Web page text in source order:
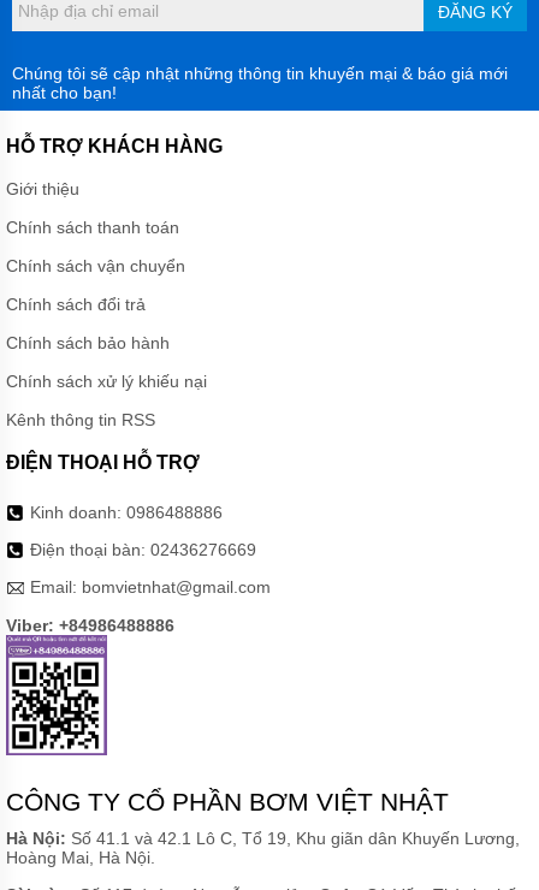
ĐĂNG KÝ
Chúng tôi sẽ cập nhật những thông tin khuyến mại & báo giá mới
nhất cho bạn!
HỖ TRỢ KHÁCH HÀNG
Giới thiệu
Chính sách thanh toán
Chính sách vận chuyển
Chính sách đổi trả
Chính sách bảo hành
Chính sách xử lý khiếu nại
Kênh thông tin RSS
ĐIỆN THOẠI HỖ TRỢ
Kinh doanh: 0986488886
Điện thoại bàn: 02436276669
Email: bomvietnhat@gmail.com
Viber: +84986488886
CÔNG TY CỔ PHẦN BƠM VIỆT NHẬT
Hà Nội: Số 41.1 và 42.1 Lô C, Tổ 19, Khu giãn dân Khuyến Lương,
Hoàng Mai, Hà Nội.